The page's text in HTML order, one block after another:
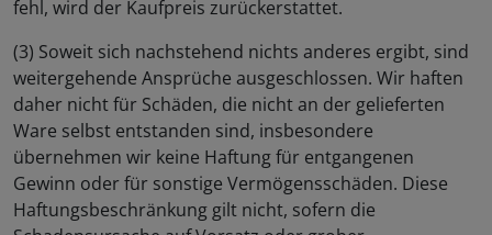
fehl, wird der Kaufpreis zurückerstattet.
(3) Soweit sich nachstehend nichts anderes ergibt, sind
weitergehende Ansprüche ausgeschlossen. Wir haften
daher nicht für Schäden, die nicht an der gelieferten
Ware selbst entstanden sind, insbesondere
übernehmen wir keine Haftung für entgangenen
Gewinn oder für sonstige Vermögensschäden. Diese
Haftungsbeschränkung gilt nicht, sofern die